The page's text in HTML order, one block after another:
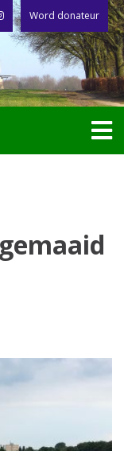
Word donateur